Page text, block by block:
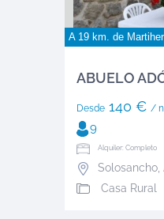
A 19 km. de
ABUELO
Desde140 € /
9
Alquiler: Completo
Solosancho,
Casa Rural